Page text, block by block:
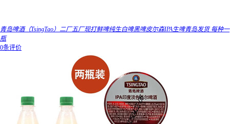
青岛啤酒（TsingTao）二厂五厂现打鲜啤纯生白啤黑啤皮尔森IPA生啤青岛发货 每种一
瓶
0条评价